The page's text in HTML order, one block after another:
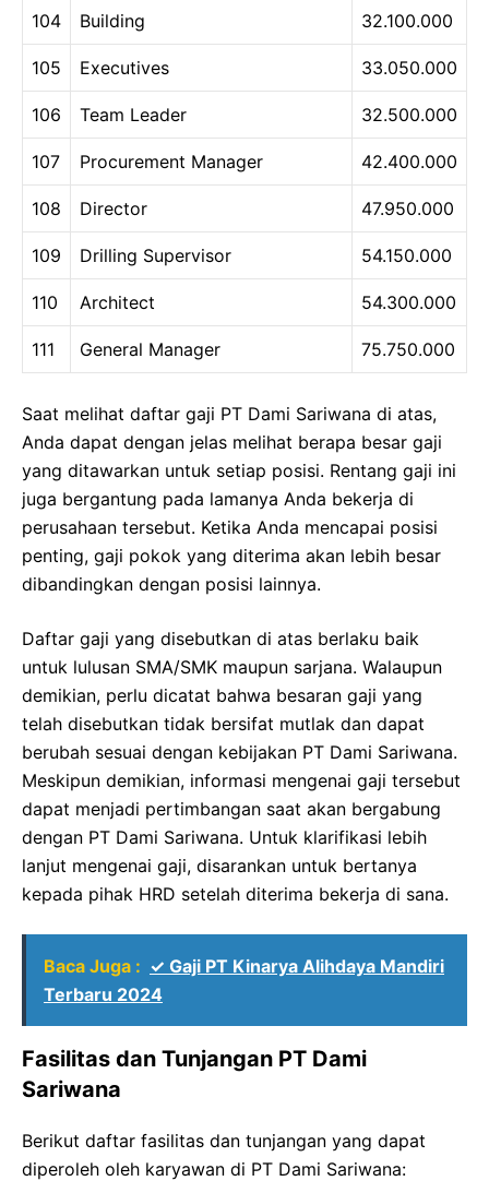
104 Building 32.100.000
105 Executives 33.050.000
106 Team Leader 32.500.000
107 Procurement Manager 42.400.000
108 Director 47.950.000
109 Drilling Supervisor 54.150.000
110 Architect 54.300.000
111 General Manager 75.750.000
Saat melihat daftar gaji PT Dami Sariwana di atas,
Anda dapat dengan jelas melihat berapa besar gaji
yang ditawarkan untuk setiap posisi. Rentang gaji ini
juga bergantung pada lamanya Anda bekerja di
perusahaan tersebut. Ketika Anda mencapai posisi
penting, gaji pokok yang diterima akan lebih besar
dibandingkan dengan posisi lainnya.
Daftar gaji yang disebutkan di atas berlaku baik
untuk lulusan SMA/SMK maupun sarjana. Walaupun
demikian, perlu dicatat bahwa besaran gaji yang
telah disebutkan tidak bersifat mutlak dan dapat
berubah sesuai dengan kebijakan PT Dami Sariwana.
Meskipun demikian, informasi mengenai gaji tersebut
dapat menjadi pertimbangan saat akan bergabung
dengan PT Dami Sariwana. Untuk klarifikasi lebih
lanjut mengenai gaji, disarankan untuk bertanya
kepada pihak HRD setelah diterima bekerja di sana.
Baca Juga : ✓ Gaji PT Kinarya Alihdaya Mandiri
Terbaru 2024
Fasilitas dan Tunjangan PT Dami
Sariwana
Berikut daftar fasilitas dan tunjangan yang dapat
diperoleh oleh karyawan di PT Dami Sariwana: